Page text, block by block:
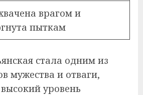
врагом и
пыткам
стала одним из
мужества и отваги,
уровень